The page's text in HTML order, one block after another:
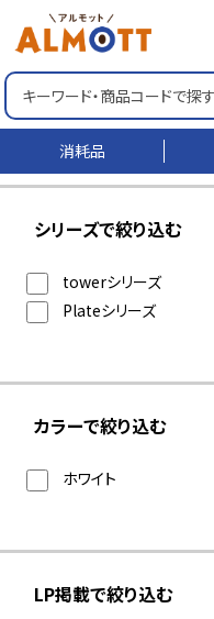
消耗品
シリーズで絞り込む
towerシリーズ
Plateシリーズ
カラーで絞り込む
ホワイト
LP掲載で絞り込む